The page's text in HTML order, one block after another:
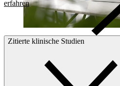
erfahren
Zitierte klinische Studien